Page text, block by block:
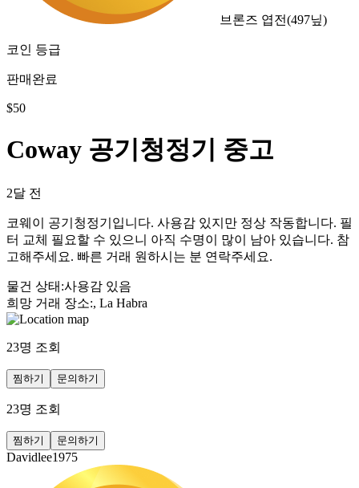
브론즈 엽전(497닢)
코인 등급
판매완료
$50
Coway 공기청정기 중고
2달 전
코웨이 공기청정기입니다. 사용감 있지만 정상 작동합니다. 필
터 교체 필요할 수 있으니 아직 수명이 많이 남아 있습니다. 참
고해주세요. 빠른 거래 원하시는 분 연락주세요.
물건 상태 :사용감 있음
희망 거래 장소:, La Habra
23명 조회
찜하기 문의하기
23명 조회
찜하기 문의하기
Davidlee1975